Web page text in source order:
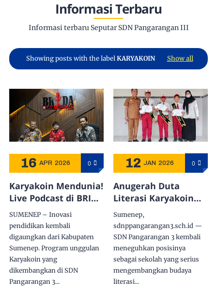
Informasi Terbaru
Informasi terbaru Seputar SDN Pangarangan III
Showing posts with the labelKARYAKOIN Show all
16 APR 2026 0
Karyakoin Mendunia!
Live Podcast di BRIDA
Sumenep Ungkap
Inovasi Literasi
Digital SDN
Pangarangan 3
SUMENEP – Inovasi
pendidikan kembali
digaungkan dari Kabupaten
Sumenep. Program unggulan
Karyakoin yang
dikembangkan di SDN
Pangarangan 3...
12 JAN 2026 0
Anugerah Duta
Literasi Karyakoin
Periode 2 SDN
Pangarangan 3: Tiga
Siswa Kelas 6A
Terbaik Raih
Penghargaan
Sumenep,
sdnppangarangan3.sch.id —
SDN Pangarangan 3 kembali
meneguhkan posisinya
sebagai sekolah yang serius
mengembangkan budaya
literasi...